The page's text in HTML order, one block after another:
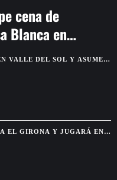
cena de
Blanca en
VALLE DEL SOL Y ASUME
A BURGOS
EL GIRONA Y JUGARÁ EN